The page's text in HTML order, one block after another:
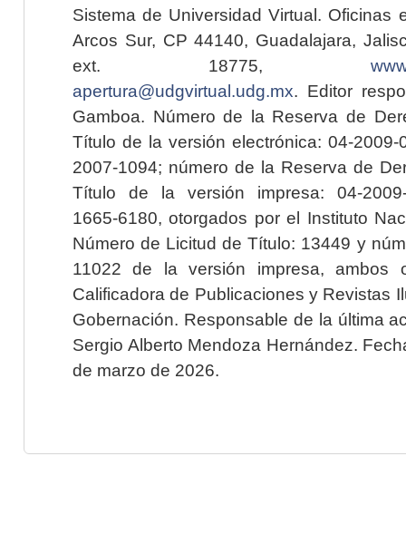
Sistema de Universidad Virtual. Oficinas
Arcos Sur, CP 44140, Guadalajara,
ext. 18775,
apertura@udgvirtual.udg.mx. Editor
Gamboa. Número de la Reserva de
Título de la versión electrónica: 04-2009-
2007-1094; número de la Reserva de
Título de la versión impresa: 04-2009-
1665-6180, otorgados por el Instituto
Número de Licitud de Título: 13449 y
11022 de la versión impresa, ambos
Calificadora de Publicaciones y Revistas
Gobernación. Responsable de la última
Sergio Alberto Mendoza Hernández.
de marzo de 2026.